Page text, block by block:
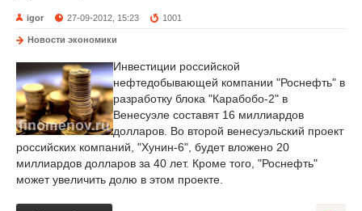
igor 27-09-2012, 15:23 1001
Новости экономики
Инвестиции российской
нефтедобывающей компании "Роснефть" в
разработку блока "Карабобо-2" в
Венесуэле составят 16 миллиардов
долларов. Во второй венесуэльский проект
российских компаний, "Хунин-6", будет вложено 20
миллиардов долларов за 40 лет. Кроме того, "Роснефть"
может увеличить долю в этом проекте.